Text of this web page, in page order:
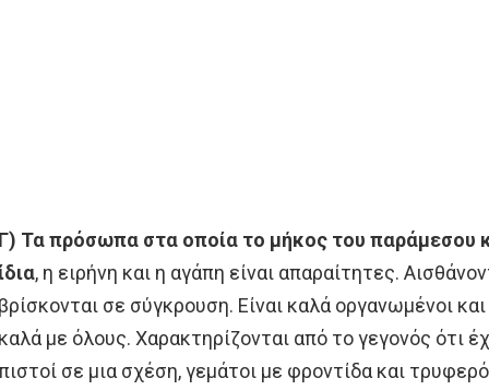
Γ) Τα πρόσωπα στα οποία το μήκος του παράμεσου
ίδια, η ειρήνη και η αγάπη είναι απαραίτητες.
βρίσκονται σε σύγκρουση. Είναι καλά οργανωμένοι
καλά με όλους. Χαρακτηρίζονται από το γεγονός ότι
σε μια σχέση, γεμάτοι με φροντίδα και